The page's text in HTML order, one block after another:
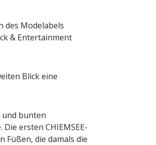
des Modelabels
& Entertainment
Blick eine
und bunten
ersten CHIEMSEE-
Füßen, die damals die